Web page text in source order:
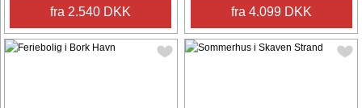
fra 2.540 DKK fra 4.099 DKK